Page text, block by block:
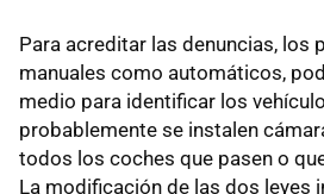
Para acreditar las denuncias, los
manuales como automáticos,
medio para identificar los
probablemente se instalen
todos los coches que pasen o
La modificación de las dos leyes